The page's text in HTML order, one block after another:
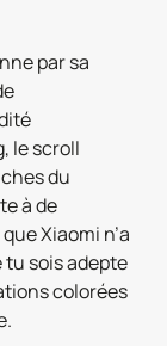
par sa
le scroll
du
à de
Xiaomi n’a
tu sois adepte
colorées